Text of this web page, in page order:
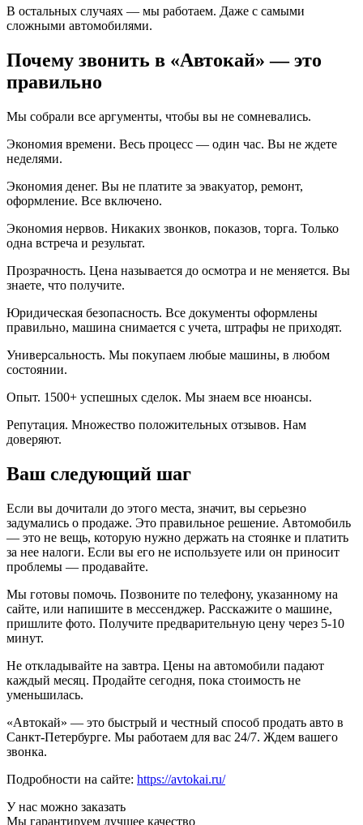
В остальных случаях — мы работаем. Даже с самыми
сложными автомобилями.
Почему звонить в «Автокай» — это
правильно
Мы собрали все аргументы, чтобы вы не сомневались.
Экономия времени. Весь процесс — один час. Вы не ждете
неделями.
Экономия денег. Вы не платите за эвакуатор, ремонт,
оформление. Все включено.
Экономия нервов. Никаких звонков, показов, торга. Только
одна встреча и результат.
Прозрачность. Цена называется до осмотра и не меняется. Вы
знаете, что получите.
Юридическая безопасность. Все документы оформлены
правильно, машина снимается с учета, штрафы не приходят.
Универсальность. Мы покупаем любые машины, в любом
состоянии.
Опыт. 1500+ успешных сделок. Мы знаем все нюансы.
Репутация. Множество положительных отзывов. Нам
доверяют.
Ваш следующий шаг
Если вы дочитали до этого места, значит, вы серьезно
задумались о продаже. Это правильное решение. Автомобиль
— это не вещь, которую нужно держать на стоянке и платить
за нее налоги. Если вы его не используете или он приносит
проблемы — продавайте.
Мы готовы помочь. Позвоните по телефону, указанному на
сайте, или напишите в мессенджер. Расскажите о машине,
пришлите фото. Получите предварительную цену через 5-10
минут.
Не откладывайте на завтра. Цены на автомобили падают
каждый месяц. Продайте сегодня, пока стоимость не
уменьшилась.
«Автокай» — это быстрый и честный способ продать авто в
Санкт-Петербурге. Мы работаем для вас 24/7. Ждем вашего
звонка.
Подробности на сайте: https://avtokai.ru/
У нас можно заказать
Мы гарантируем лучшее качество